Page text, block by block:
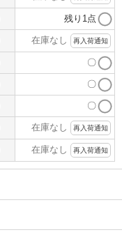
残り1点
在庫なし 再入荷通知
〇
〇
〇
在庫なし 再入荷通知
在庫なし 再入荷通知